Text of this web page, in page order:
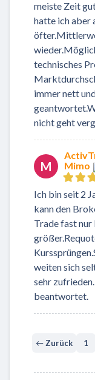
meiste Zeit
hatte ich aber
technisches
immer nett
nicht geht
M
Mimo
Ich bin seit 2
kann den
Trade fast nur
weiten sich
sehr
beantwortet.
← Zurück 1